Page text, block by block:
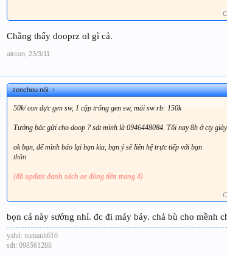
cá t6 sẽ lên máy bay, sáng t7 9h sẽ có mặt ở 7b thi sách, ae nào nộp
Chẳng thấy dooprz ol gì cả.
aircon 23/3/11
zenchou nói:↑
50k/ con đực gen sw, 1 cặp trống gen sw, mái sw rb: 150k
Tưởng bác gửi cho doop ? sdt mình là 0946448084. Tối nay 8h ở cty
ok bạn, để mình báo lại bạn kia, bạn ý sẽ liên hệ trực tiếp với bạn
thân
(đã update danh sách ae đóng tiền trang 4)
cá t6 sẽ lên máy bay, sáng t7 9h sẽ có mặt ở 7b thi sách, ae nào nộp
bọn cá này sướng nhỉ. đc đi máy báy. chả bù cho mềnh
yahú: namanh610
sđt: 098561288